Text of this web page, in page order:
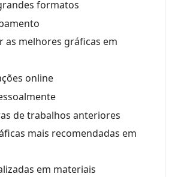
formatos
as melhores gráficas em
online
de trabalhos anteriores
mais recomendadas em
em materiais